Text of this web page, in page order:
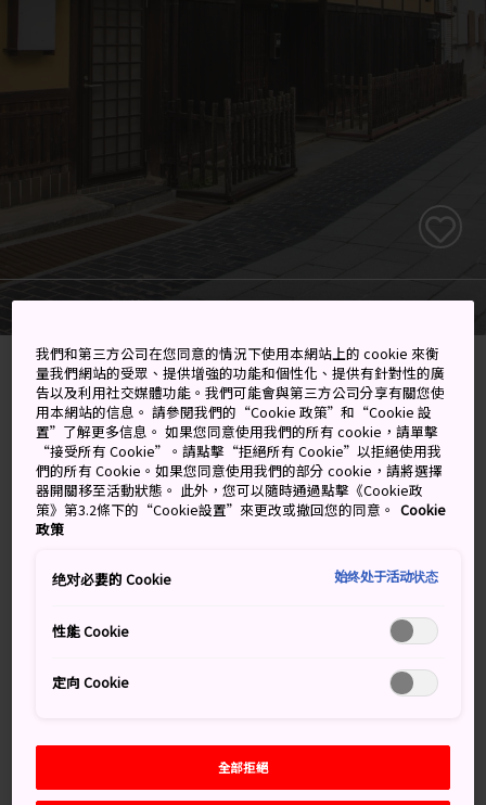
概要 鄰近 竹原
首頁 目的地 中國 廣島 竹原
探尋海岸的理想之地
竹原市坐擁保存完好的江戶時代（1603-1867 年）建築，
因而享有廣島「小京都」的美譽。竹原市位於瀨戶內海沿
岸，距離
海灘、溫泉和島嶼。
別錯過
遊覽竹原的老城區，在迷人的狹窄街道上悠然漫
步
我們和第三方公司在您同意的情況下使用本網站上的 cookie 來衡
量我們網站的受眾、提供增強的功能和個性化、提供有針對性的廣
告以及利用社交媒體功能。我們可能會與第三方公司分享有關您使
用本網站的信息。 請參閱我們的“Cookie 政策”和“Cookie 設
置”了解更多信息。 如果您同意使用我們的所有 cookie，請單擊
“接受所有 Cookie”。請點擊“拒絕所有 Cookie”以拒絕使用我
們的所有 Cookie。如果您同意使用我們的部分 cookie，請將選擇
器開關移至活動狀態。 此外，您可以隨時通過點擊《Cookie政
策》第3.2條下的“Cookie設置”來更改或撤回您的同意。 Cookie
政策
绝对必要的 Cookie 始终处于活动状态
性能 Cookie
定向 Cookie
全部拒絕